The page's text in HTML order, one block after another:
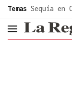
common.go-to-content
Temas Sequía en
header.menu.open